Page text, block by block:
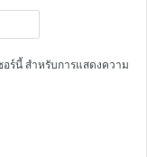
ร์นี้ สำหรับการแสดงความ